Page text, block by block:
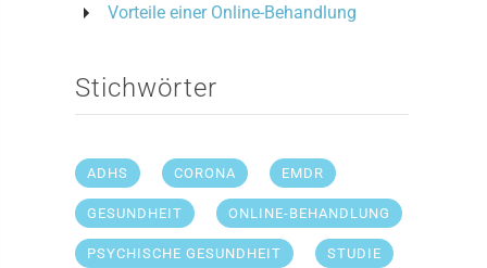
Vorteile einer Online-Behandlung
Stichwörter
ADHS CORONA EMDR
GESUNDHEIT ONLINE-BEHANDLUNG
PSYCHISCHE GESUNDHEIT STUDIE